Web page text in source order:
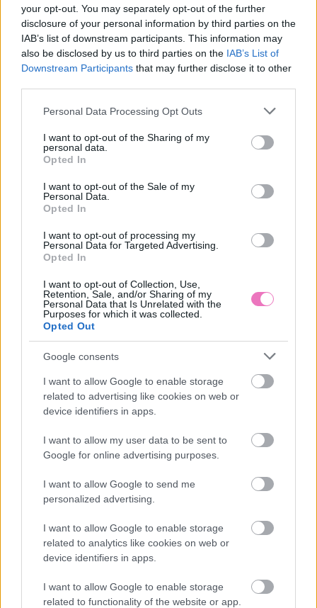
your opt-out. You may separately opt-out of the further
disclosure of your personal information by third parties on the
IAB’s list of downstream participants. This information may
also be disclosed by us to third parties on the IAB’s List of
Downstream Participants that may further disclose it to other
Please note that this website/app uses one or more Google
not limited to your visit or usage behaviour. You may click to
grant or deny consent to Google and its third-party tags to
use your data for below specified purposes in below Google
consent section.
Personal Data Processing Opt Outs
I want to opt-out of the Sharing of my
personal data.
Opted In
I want to opt-out of the Sale of my
Personal Data.
Opted In
I want to opt-out of processing my
Personal Data for Targeted Advertising.
Opted In
I want to opt-out of Collection, Use,
Retention, Sale, and/or Sharing of my
Personal Data that Is Unrelated with the
Purposes for which it was collected.
Opted Out
Google consents
I want to allow Google to enable storage
related to advertising like cookies on web or
device identifiers in apps.
I want to allow my user data to be sent to
Google for online advertising purposes.
I want to allow Google to send me
personalized advertising.
I want to allow Google to enable storage
related to analytics like cookies on web or
device identifiers in apps.
I want to allow Google to enable storage
related to functionality of the website or app.
„A strandon üvöltött a
kislányával” – Valóban
semmi közünk hozzá, ha
egy szülő nyilvánosan
töri össze a gyereke
„Akkoriban nem
éreztem, hogy kihasznál”
– a majdnem-
kapcsolatok keserű
igazságai
HOZZÁSZÓLÁSOK
Szólj hozzá a Facebook-on!
LEGUTÓBBI BEJEGYZÉSEK
4 csillagjegy, akiket a nyári forróság ráz fel az unalomból
Ha nyáron születtél, egy különleges spirituális ajándékkal
érkeztél a világra
Sárga izzadságfolt a nyári fehér pólón? A filléres házi szer,
ami valóban működik
Amióta egy citromot teszek a hűtőbe, megszűntek a
kellemetlen szagok – Íme a trükköm
A rossz alvás tényleg megállíthatja a zsírégetést? Ezt
mondja róla a fitneszedző